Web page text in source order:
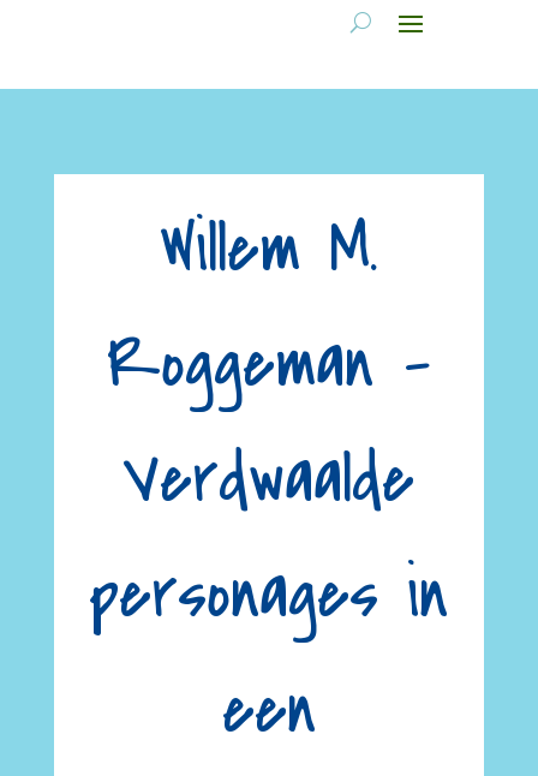
Willem M.
Roggeman –
Verdwaalde
personages in
een